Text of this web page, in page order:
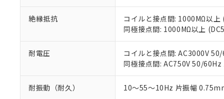
絶縁抵抗
コイルと接点間: 1000MΩ以上
同極接点間: 1000MΩ以上
耐電圧
コイルと接点間: AC3000V
同極接点間: AC750V 50/
耐振動（耐久） 10～55～10Hz 片振幅
マイパーツ
ている必要
お客様が当
が、当社の
さい。
※当社の共同
いる法人を指
※3 非含有証明
下記の非含有証明
51物質の非含有証
※本証明書は発行
味します。
「－」：未確認で
空
受注生